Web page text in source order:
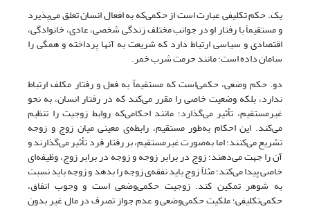
یک. حکم تکلیفی عبارت است از حکمی‌‌که به افعال انسان تعلق می‌پذیرد
و مستقیماً با رفتار او در جوانب مختلف زندگی شخصی، عادی، خانوادگی،
اقتصادی و سیاسی ارتباط دارد که شریعت به آنها پرداخته و همگی را
سامان داده است؛ مانند حرمت شرب خمر.
دو. حکم وضعی، حکمی‌‌است که مستقیماً به فعل و رفتار مکلف ارتباط
ندارد، بلکه وضعیت خاصی را مقرر می‌کند که در رفتار انسان، به نحو
غیرمستقیم، تأثیر می‌گذارد؛ مانند احکامی‌‌که روابط زوجیت را تنظیم
می‌کند. این احکام به‌طور مستقیم، رابطه‌ی معینی میان زوج و زوجه
تشریع می‌کنند؛ اما به‌صورت غیرمستقیم، بر رفتار فرد تأثیر می‌گذارند و
آن را جهت می‌دهند؛ زوج در برابر زوجه و زوجه در برابر زوج، وظیفه‌ای
خاصی پیدا می‌کند؛ مثلاً زوج باید نفقه‌ی زوجه را بدهد و زوجه باید نسبت
به شوهر تمکین کند. زوجیت حکمی‌‌وضعی است و وجوب انفاق،
حکمی‌‌تکلیفی؛ ملکیت حکمی‌‌وضعی و عدم جواز تصرف در مال غیر بدون